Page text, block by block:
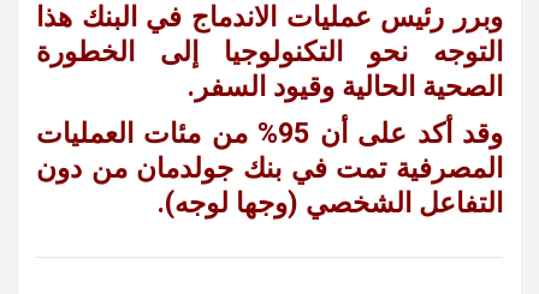
وبرر رئيس عمليات الاندماج في البنك هذا
التوجه نحو التكنولوجيا إلى الخطورة
الصحية الحالية وقيود السفر.
وقد أكد على
أن 95% من مئات العمليات
المصرفية تمت في بنك جولدمان من دون
التفاعل الشخصي (وجها لوجه).